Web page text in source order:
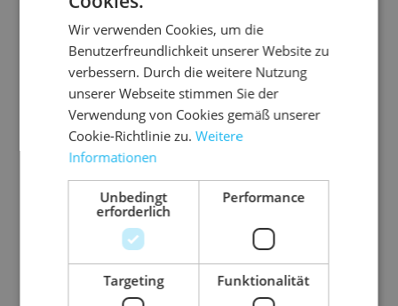
Eine Schutzecke mit optimalen
Polstereigenschaften
es werden 8 Ecken für eine Verpackung
benötigt
fertig verschweißt
leicht anzuwenden
Abmessung
70 mm x 70 mm (L x
B)
Ausführung
Eckenschutz
Wir verwenden Cookies, um die
Benutzerfreundlichkeit unserer Website zu
verbessern. Durch die weitere Nutzung
unserer Webseite stimmen Sie der
Verwendung von Cookies gemäß unserer
Cookie-Richtlinie zu.Weitere
Informationen
Unbedingt
erforderlich
Performance
Targeting Funktionalität